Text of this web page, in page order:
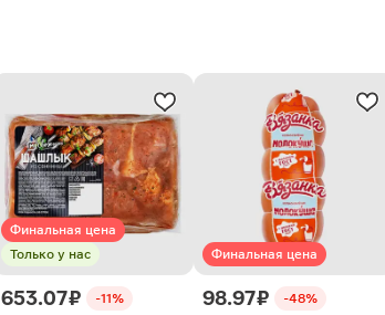
Финальная цена
Только у нас
653.07 ₽ -11%
Финальная цена
98.97 ₽ -48%